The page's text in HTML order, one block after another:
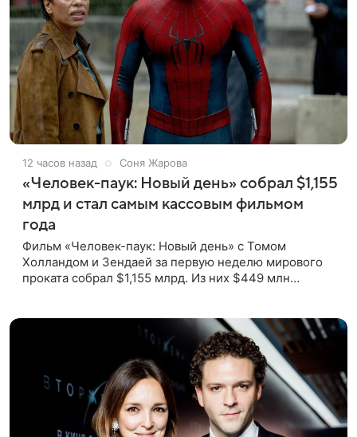
12 часов назад Соня Жарова
«Человек-паук: Новый день» собрал $1,155
млрд и стал самым кассовым фильмом
года
Фильм «Человек-паук: Новый день» с Томом
Холландом и Зендаей за первую неделю мирового
проката собрал $1,155 млрд. Из них $449 млн